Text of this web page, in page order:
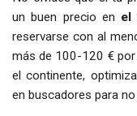
un buen precio en el
reservarse con al
más de 100-120 € por
el continente,
en buscadores para